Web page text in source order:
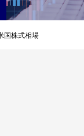
国株式相場